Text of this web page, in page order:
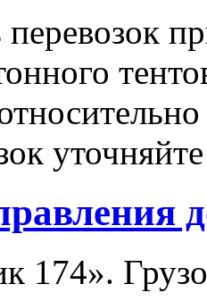
174».